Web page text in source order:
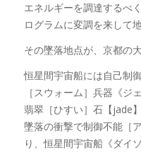
エネルギーを調達するべ
ログラムに変調を来して
その墜落地点が、京都の
恒星間宇宙船には自己制
［スウォーム］兵器《ジ
翡翠［ひすい］石【jade
墜落の衝撃で制御不能［
り、恒星間宇宙船《ダイ